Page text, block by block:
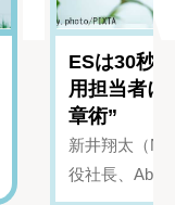
ESは30秒
用担当者に
章術”
新井翔太（
役社長、